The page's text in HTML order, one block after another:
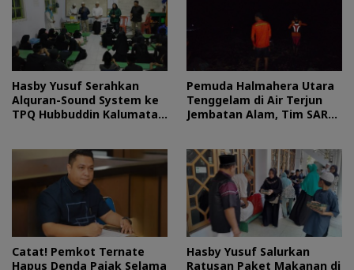
Hasby Yusuf Serahkan
Alquran-Sound System ke
TPQ Hubbuddin Kalumata
Pemuda Halmahera Utara
Tenggelam di Air Terjun
Jembatan Alam, Tim SAR
Catat! Pemkot Ternate
Hapus Denda Pajak Selama
Hasby Yusuf Salurkan
Ratusan Paket Makanan di